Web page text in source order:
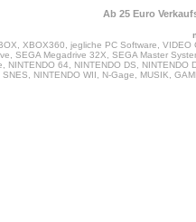
Ab 25 Euro
XBOX360, jegliche PC Software,
SEGA Megadrive 32X, SEGA Master
NINTENDO 64, NINTENDO DS,
SNES, NINTENDO WII, N-Gage, MUSIK,